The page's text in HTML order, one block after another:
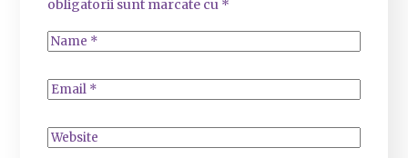
obligatorii sunt marcate cu *